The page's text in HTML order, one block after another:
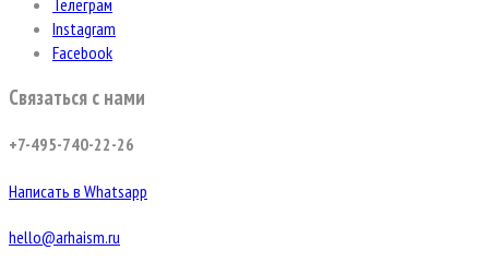
Телеграм
Instagram
Facebook
Связаться с нами
+7-495-740-22-26
Написать в Whatsapp
hello@arhaism.ru